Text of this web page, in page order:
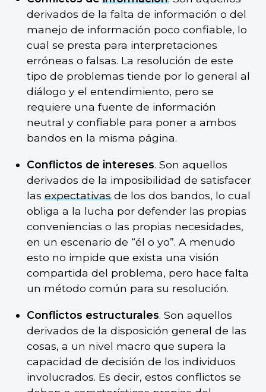
derivados de la falta de información o del
manejo de información poco confiable, lo
cual se presta para interpretaciones
erróneas o falsas. La resolución de este
tipo de problemas tiende por lo general al
diálogo y el entendimiento, pero se
requiere una fuente de información
neutral y confiable para poner a ambos
bandos en la misma página.
Conflictos de intereses. Son aquellos
derivados de la imposibilidad de satisfacer
lasexpectativasde los dos bandos, lo cual
obliga a la lucha por defender las propias
conveniencias o las propias necesidades,
en un escenario de “él o yo”. A menudo
esto no impide que exista una visión
compartida del problema, pero hace falta
un método común para su resolución.
Conflictos estructurales. Son aquellos
derivados de la disposición general de las
cosas, a un nivel macro que supera la
capacidad de decisión de los individuos
involucrados. Es decir, estos conflictos se